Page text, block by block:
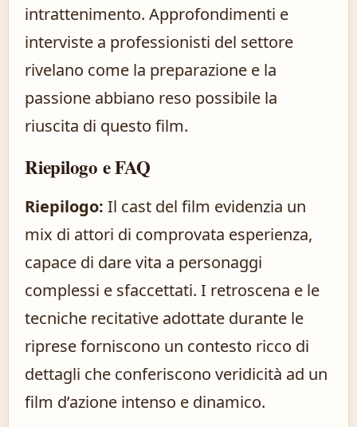
intrattenimento. Approfondimenti e
interviste a professionisti del settore
rivelano come la preparazione e la
passione abbiano reso possibile la
riuscita di questo film.
Riepilogo e FAQ
Riepilogo: Il cast del film evidenzia un
mix di attori di comprovata esperienza,
capace di dare vita a personaggi
complessi e sfaccettati. I retroscena e le
tecniche recitative adottate durante le
riprese forniscono un contesto ricco di
dettagli che conferiscono veridicità ad un
film d’azione intenso e dinamico.